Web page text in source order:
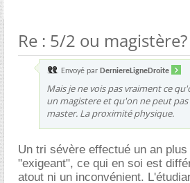
Re : 5/2 ou magistère?
Envoyé par DerniereLigneDroite
Mais je ne vois pas vraiment ce
un magistere et qu'on ne peut pas
master. La proximité physique.
Un tri sévère effectué un an
"exigeant", ce qui en soi est
atout ni un inconvénient.